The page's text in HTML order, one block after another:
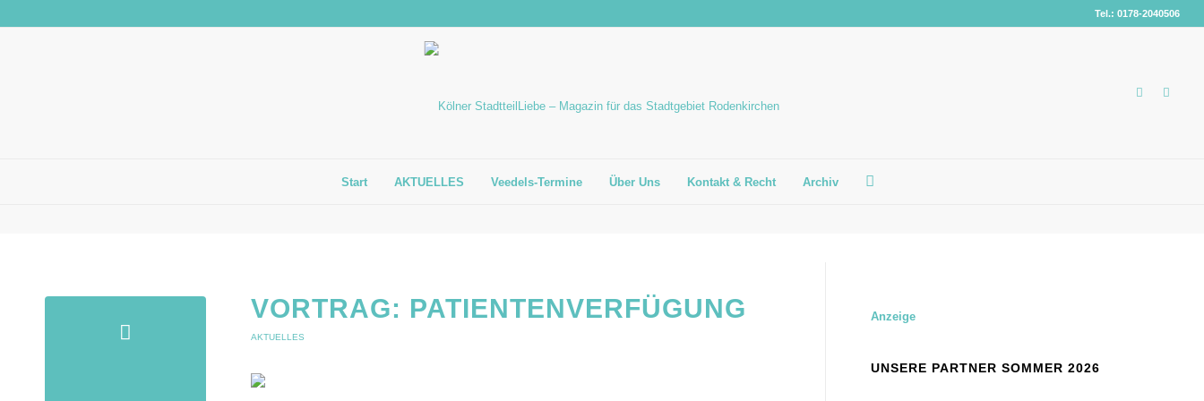
Tel.: 0178-2040506
Start AKTUELLES Veedels-Termine Über Uns Kontakt & Recht Archiv
VORTRAG: PATIENTENVERFÜGUNG
AKTUELLES
Anzeige
UNSERE PARTNER SOMMER 2026